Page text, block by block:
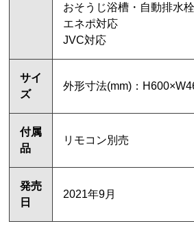
おそうじ浴槽・自動排水栓
エネポ対応
JVC対応
サイ
ズ
外形寸法(mm)：
付属
品
リモコン別売
発売
日
2021年9月